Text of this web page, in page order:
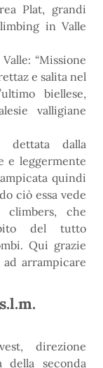
Plat, grandi
in Valle
“Missione
e salita nel
biellese,
valligiane
dettata dalla
e leggermente
quindi
ciò essa vede
climbers, che
del tutto
Qui grazie
ad arrampicare
direzione
della seconda